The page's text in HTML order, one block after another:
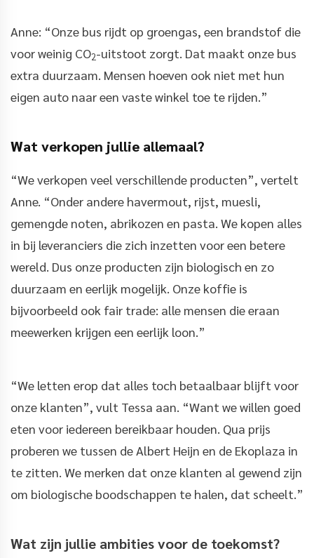
Anne: “Onze bus rijdt op groengas, een brandstof die
voor weinig CO2-uitstoot zorgt. Dat maakt onze bus
extra duurzaam. Mensen hoeven ook niet met hun
eigen auto naar een vaste winkel toe te rijden.”
Wat verkopen jullie allemaal?
“We verkopen veel verschillende producten”, vertelt
Anne. “Onder andere havermout, rijst, muesli,
gemengde noten, abrikozen en pasta. We kopen alles
in bij leveranciers die zich inzetten voor een betere
wereld. Dus onze producten zijn biologisch en zo
duurzaam en eerlijk mogelijk. Onze koffie is
bijvoorbeeld ook fair trade: alle mensen die eraan
meewerken krijgen een eerlijk loon.”
“We letten erop dat alles toch betaalbaar blijft voor
onze klanten”, vult Tessa aan. “Want we willen goed
eten voor iedereen bereikbaar houden. Qua prijs
proberen we tussen de Albert Heijn en de Ekoplaza in
te zitten. We merken dat onze klanten al gewend zijn
om biologische boodschappen te halen, dat scheelt.”
Wat zijn jullie ambities voor de toekomst?